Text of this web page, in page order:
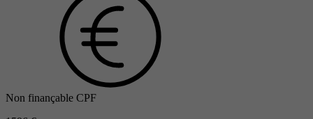
Non finançable CPF